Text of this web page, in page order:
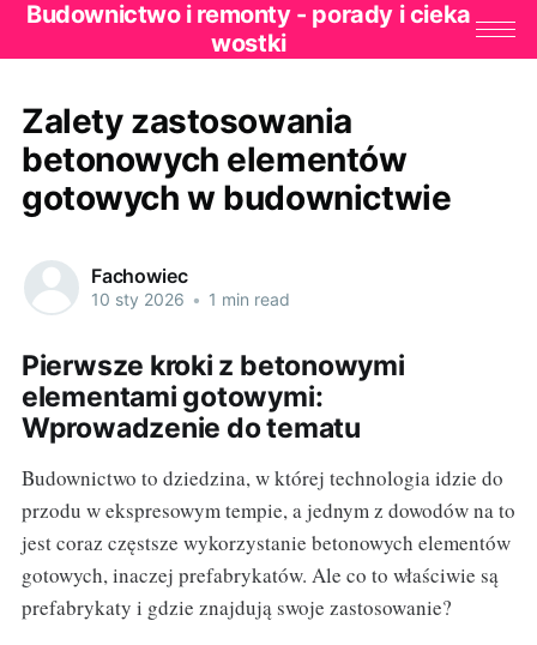
Budownictwo i remonty - porady i cieka
wostki
Zalety zastosowania
betonowych elementów
gotowych w budownictwie
Fachowiec
10 sty 2026 • 1 min read
Pierwsze kroki z betonowymi
elementami gotowymi:
Wprowadzenie do tematu
Budownictwo to dziedzina, w której technologia idzie do
przodu w ekspresowym tempie, a jednym z dowodów na to
jest coraz częstsze wykorzystanie betonowych elementów
gotowych, inaczej prefabrykatów. Ale co to właściwie są
prefabrykaty i gdzie znajdują swoje zastosowanie?